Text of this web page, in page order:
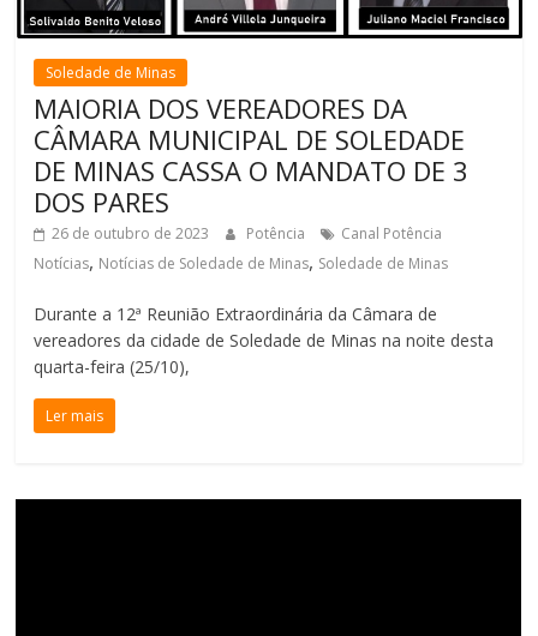
Soledade de Minas
MAIORIA DOS VEREADORES DA
CÂMARA MUNICIPAL DE SOLEDADE
DE MINAS CASSA O MANDATO DE 3
DOS PARES
26 de outubro de 2023 Potência
Canal Potência
Notícias, Notícias de Soledade de Minas, Soledade de Minas
Durante a 12ª Reunião Extraordinária da Câmara de
vereadores da cidade de Soledade de Minas na noite desta
quarta-feira (25/10),
Ler mais